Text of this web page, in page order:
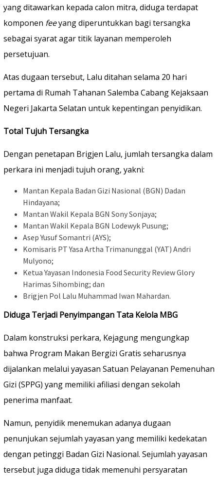
yang ditawarkan kepada calon mitra, diduga terdapat
komponen feeyang diperuntukkan bagi tersangka
sebagai syarat agar titik layanan memperoleh
persetujuan.
Atas dugaan tersebut, Lalu ditahan selama 20 hari
pertama di Rumah Tahanan Salemba Cabang Kejaksaan
Negeri Jakarta Selatan untuk kepentingan penyidikan.
Total Tujuh Tersangka
Dengan penetapan Brigjen Lalu, jumlah tersangka dalam
perkara ini menjadi tujuh orang, yakni:
Mantan Kepala Badan Gizi Nasional (BGN) Dadan
Hindayana;
Mantan Wakil Kepala BGN Sony Sonjaya;
Mantan Wakil Kepala BGN Lodewyk Pusung;
Asep Yusuf Somantri (AYS);
Komisaris PT Yasa Artha Trimanunggal (YAT) Andri
Mulyono;
Ketua Yayasan Indonesia Food Security Review Glory
Harimas Sihombing; dan
Brigjen Pol Lalu Muhammad Iwan Mahardan.
Diduga Terjadi Penyimpangan Tata Kelola MBG
Dalam konstruksi perkara, Kejagung mengungkap
bahwa Program Makan Bergizi Gratis seharusnya
dijalankan melalui yayasan Satuan Pelayanan Pemenuhan
Gizi (SPPG) yang memiliki afiliasi dengan sekolah
penerima manfaat.
Namun, penyidik menemukan adanya dugaan
penunjukan sejumlah yayasan yang memiliki kedekatan
dengan petinggi Badan Gizi Nasional. Sejumlah yayasan
tersebut juga diduga tidak memenuhi persyaratan